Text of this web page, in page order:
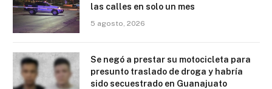
las calles en solo un mes
5 agosto, 2026
Se negó a prestar su motocicleta para
presunto traslado de droga y habría
sido secuestrado en Guanajuato